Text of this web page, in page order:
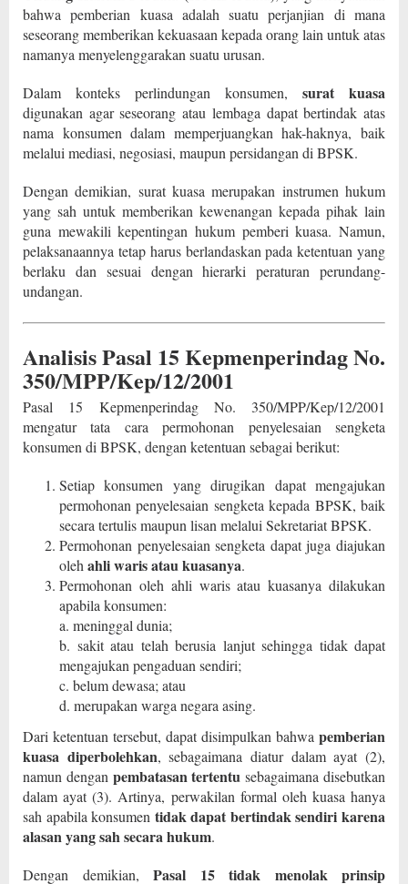
bahwa pemberian kuasa adalah suatu perjanjian di mana
seseorang memberikan kekuasaan kepada orang lain untuk atas
namanya menyelenggarakan suatu urusan.
Dalam konteks perlindungan konsumen, surat kuasa
digunakan agar seseorang atau lembaga dapat bertindak atas
nama konsumen dalam memperjuangkan hak-haknya, baik
melalui mediasi, negosiasi, maupun persidangan di BPSK.
Dengan demikian, surat kuasa merupakan instrumen hukum
yang sah untuk memberikan kewenangan kepada pihak lain
guna mewakili kepentingan hukum pemberi kuasa. Namun,
pelaksanaannya tetap harus berlandaskan pada ketentuan yang
berlaku dan sesuai dengan hierarki peraturan perundang-
undangan.
Analisis Pasal 15 Kepmenperindag No.
350/MPP/Kep/12/2001
Pasal 15 Kepmenperindag No. 350/MPP/Kep/12/2001
mengatur tata cara permohonan penyelesaian sengketa
konsumen di BPSK, dengan ketentuan sebagai berikut:
Setiap konsumen yang dirugikan dapat mengajukan
permohonan penyelesaian sengketa kepada BPSK, baik
secara tertulis maupun lisan melalui Sekretariat BPSK.
Permohonan penyelesaian sengketa dapat juga diajukan
olehahli waris atau kuasanya.
Permohonan oleh ahli waris atau kuasanya dilakukan
apabila konsumen:
a. meninggal dunia;
b. sakit atau telah berusia lanjut sehingga tidak dapat
mengajukan pengaduan sendiri;
c. belum dewasa; atau
d. merupakan warga negara asing.
Dari ketentuan tersebut, dapat disimpulkan bahwa pemberian
kuasa diperbolehkan, sebagaimana diatur dalam ayat (2),
namun dengan pembatasan tertentu sebagaimana disebutkan
dalam ayat (3). Artinya, perwakilan formal oleh kuasa hanya
sah apabila konsumen tidak dapat bertindak sendiri karena
alasan yang sah secara hukum.
Dengan demikian, Pasal 15 tidak menolak prinsip